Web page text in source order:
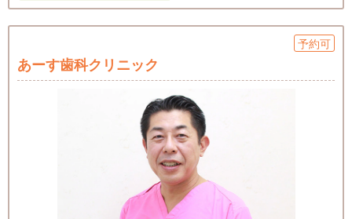
予約可
あーす歯科クリニック